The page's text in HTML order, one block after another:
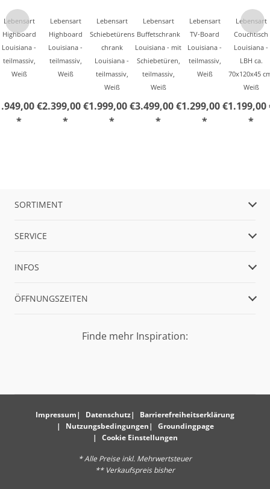
Lebensart
Highboard
Louisiana -
teilmassiv,
Weiß
€
*
Lebensart
Highboard
Louisiana -
teilmassiv,
Weiß
2.399,00 €
*
Lebensart
Schiebetürens
chrank
Louisiana -
teilmassiv,
Weiß
1.999,00 €
*
Lebensart
Buffetschrank
Louisiana - mit
Schiebetüren,
teilmassiv,
Weiß
3.499,00 €
*
Lebensart
TV-Board
Louisiana -
teilmassiv,
Weiß
1.299,00 €
*
Lebensart
Couchtisch
Louisiana -
LBH ca.
70x120x45
Weiß
1.199,00
*
SORTIMENT
SERVICE
INFOS
ÖFFNUNGSZEITEN
Finde mehr Inspiration:
Impressum Datenschutz
Barrierefreiheitserklärung
Nutzungsbedingungen
Groundingpage
Cookie Einstellungen
* Alle Preise inkl. Mehrwertsteuer
** Verkaufspreis bisher